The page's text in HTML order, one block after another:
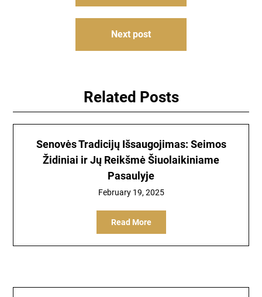
Next post
Related Posts
Senovės Tradicijų Išsaugojimas: Seimos
Židiniai ir Jų Reikšmė Šiuolaikiniame
Pasaulyje
February 19, 2025
Read More